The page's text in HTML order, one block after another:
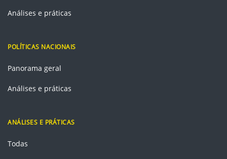
Análises e práticas
POLÍTICAS NACIONAIS
Panorama geral
Análises e práticas
ANÁLISES E PRÁTICAS
Todas